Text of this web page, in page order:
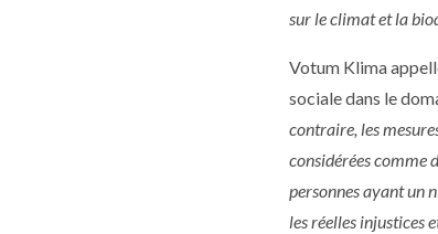
sur le climat et la
Votum Klima
sociale dans le
contraire, les
considérées comme
personnes ayant un
les réelles injustices